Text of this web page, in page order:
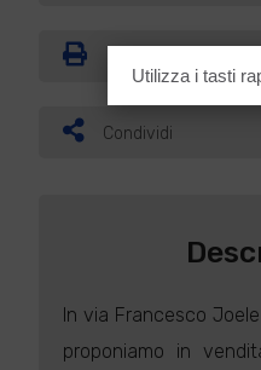
Condividi
In via Francesco
proponiamo in
Utilizza i tasti